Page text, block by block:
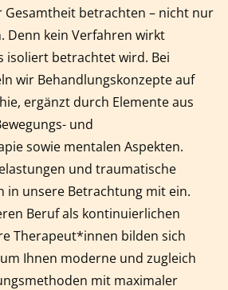
Gesamtheit betrachten – nicht nur
Denn kein Verfahren wirkt
isoliert betrachtet wird. Bei
wir Behandlungskonzepte auf
ergänzt durch Elemente aus
und
sowie mentalen Aspekten.
und traumatische
in unsere Betrachtung mit ein.
Beruf als kontinuierlichen
Therapeut*innen bilden sich
Ihnen moderne und zugleich
mit maximaler